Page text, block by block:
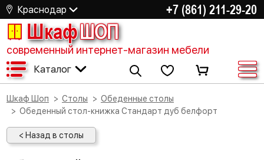
Краснодар +7 (861) 211-29-20
ШкафШОП
современный интернет-магазин мебели
Каталог
Шкаф Шоп Столы
Обеденные столы
Обеденный стол-книжка Стандарт дуб белфорт
< Назад в столы